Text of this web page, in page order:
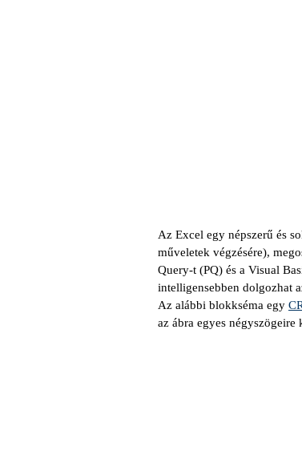
Az Excel egy népszerű és
műveletek végzésére),
Query-t (PQ) és a Visual
intelligensebben dolgozhat
Az alábbi blokkséma egy
az ábra egyes